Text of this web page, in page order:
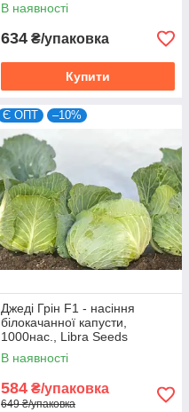
В наявності
634 ₴/упаковка
Купити
Є ОПТ –10%
Джеді Грін F1 - насіння
білокачанної капусти,
1000нас., Libra Seeds
В наявності
584 ₴/упаковка
649 ₴/упаковка